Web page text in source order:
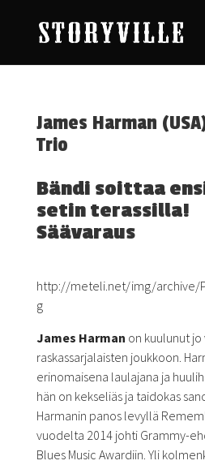
James Harman
Trio
Bändi soittaa
setin terassilla!
Säävaraus
http://meteli.net/img/archive/
g
James Harman on kuulunut
raskassarjalaisten joukkoon.
erinomaisena laulajana ja
hän on kekseliäs ja taidokas
Harmanin panos levyllä
vuodelta 2014 johti Grammy-
Blues Music Awardiin. Yli